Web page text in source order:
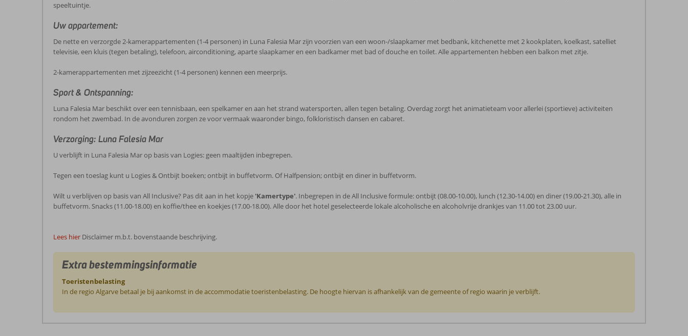
speeltuintje.
Uw appartement:
De nette en verzorgde 2-kamerappartementen (1-4 personen) in Luna Falesia Mar zijn voorzien van een woon-/slaapkamer met bedbank, kitchenette met 2 kookplaten, koelkast, satelliet
televisie, een kluis (tegen betaling), telefoon, airconditioning, aparte slaapkamer en een badkamer met bad of douche en toilet. Alle appartementen hebben een balkon met zitje.
2-kamerappartementen met zijzeezicht (1-4 personen) kennen een meerprijs.
Sport & Ontspanning:
Luna Falesia Mar beschikt over een tennisbaan, een spelkamer en aan het strand watersporten, allen tegen betaling. Overdag zorgt het animatieteam voor allerlei (sportieve) activiteiten
rondom het zwembad. In de avonduren zorgen ze voor vermaak waaronder bingo, folkloristisch dansen en cabaret.
Verzorging: Luna Falesia Mar
U verblijft in Luna Falesia Mar op basis van Logies: geen maaltijden inbegrepen.
Tegen een toeslag kunt u Logies & Ontbijt boeken; ontbijt in buffetvorm. Of Halfpension; ontbijt en diner in buffetvorm.
Wilt u verblijven op basis van All Inclusive? Pas dit aan in het kopje 'Kamertype'. Inbegrepen in de All Inclusive formule: ontbijt (08.00-10.00), lunch (12.30-14.00) en diner (19.00-21.30), alle in
buffetvorm. Snacks (11.00-18.00) en koffie/thee en koekjes (17.00-18.00). Alle door het hotel geselecteerde lokale alcoholische en alcoholvrije drankjes van 11.00 tot 23.00 uur.
Lees hier Disclaimer m.b.t. bovenstaande beschrijving.
Extra bestemmingsinformatie
Toeristenbelasting
In de regio Algarve betaal je bij aankomst in de accommodatie toeristenbelasting. De hoogte hiervan is afhankelijk van de gemeente of regio waarin je verblijft.